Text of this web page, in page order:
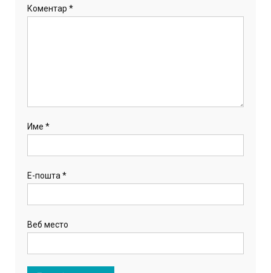
Коментар*
Име*
Е-пошта*
Веб место